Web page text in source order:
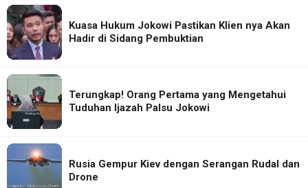
Kuasa Hukum Jokowi Pastikan Klien nya Akan
Hadir di Sidang Pembuktian
Terungkap! Orang Pertama yang Mengetahui
Tuduhan Ijazah Palsu Jokowi
Rusia Gempur Kiev dengan Serangan Rudal dan
Drone